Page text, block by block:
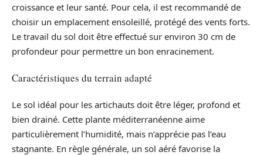
croissance et leur santé. Pour cela, il est recommandé de
choisir un emplacement ensoleillé, protégé des vents forts.
Le travail du sol doit être effectué sur environ 30 cm de
profondeur pour permettre un bon enracinement.
Caractéristiques du terrain adapté
Le sol idéal pour les artichauts doit être léger, profond et
bien drainé. Cette plante méditerranéenne aime
particulièrement l’humidité, mais n’apprécie pas l’eau
stagnante. En règle générale, un sol aéré favorise la